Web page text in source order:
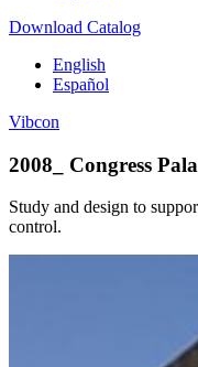
Download Catalog
English
Español
Vibcon
2008_ Congress
Study and design to
control.